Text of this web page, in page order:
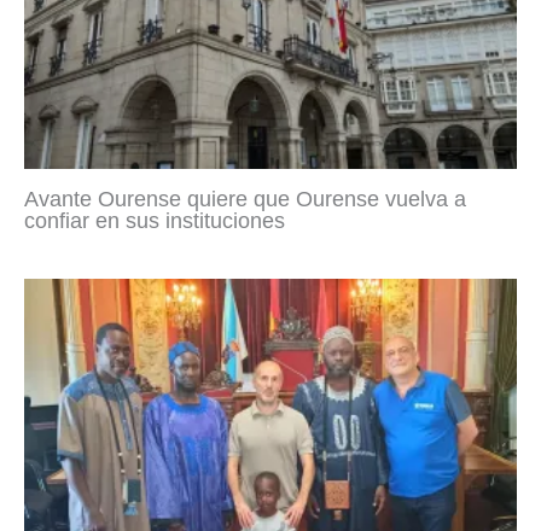
Avante Ourense quiere que Ourense vuelva a
confiar en sus instituciones